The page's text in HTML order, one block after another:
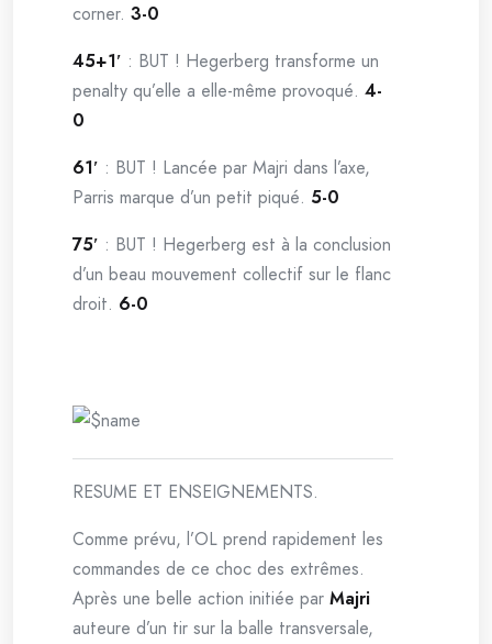
corner. 3-0
45+1′ : BUT ! Hegerberg transforme un
penalty qu’elle a elle-même provoqué. 4-
0
61′ : BUT ! Lancée par Majri dans l’axe,
Parris marque d’un petit piqué. 5-0
75′ : BUT ! Hegerberg est à la conclusion
d’un beau mouvement collectif sur le flanc
droit. 6-0
RESUME ET ENSEIGNEMENTS.
Comme prévu, l’OL prend rapidement les
commandes de ce choc des extrêmes.
Après une belle action initiée par Majri
auteure d’un tir sur la balle transversale,